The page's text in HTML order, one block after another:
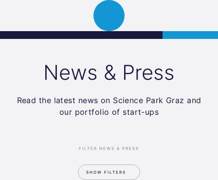
Graz
Open
News & Press
Read the latest news on Science Park Graz and
our portfolio of start-ups
FILTER NEWS & PRESS
SHOW FILTERS